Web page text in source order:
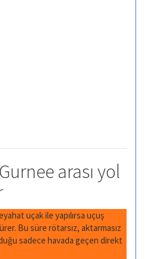
arası yol
uçak ile yapılırsa uçuş
Bu süre rötarsız, aktarmasız
sadece havada geçen direkt